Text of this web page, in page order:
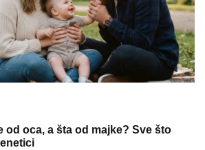
od oca, a šta od majke? Sve što